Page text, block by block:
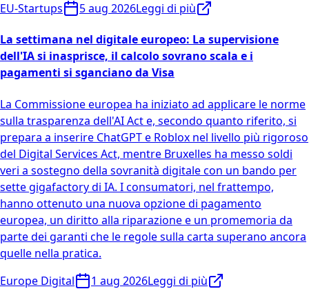
EU-Startups
5 aug 2026Leggi di più
La settimana nel digitale europeo: La supervisione
dell'IA si inasprisce, il calcolo sovrano scala e i
pagamenti si sganciano da Visa
La Commissione europea ha iniziato ad applicare le norme
sulla trasparenza dell'AI Act e, secondo quanto riferito, si
prepara a inserire ChatGPT e Roblox nel livello più rigoroso
del Digital Services Act, mentre Bruxelles ha messo soldi
veri a sostegno della sovranità digitale con un bando per
sette gigafactory di IA. I consumatori, nel frattempo,
hanno ottenuto una nuova opzione di pagamento
europea, un diritto alla riparazione e un promemoria da
parte dei garanti che le regole sulla carta superano ancora
quelle nella pratica.
Europe Digital
1 aug 2026Leggi di più